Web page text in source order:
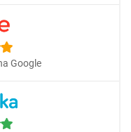
Google